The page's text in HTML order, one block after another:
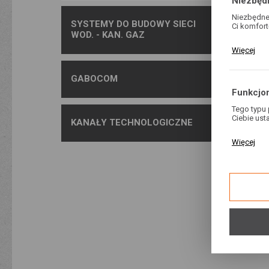
Ci
Twoich
Więcej
Tego
Ciebie
naszej
Więcej
Cookies
zgody na
SYSTEMY DO BUDOWY SIECI
WOD. - KAN. GAZ
GABOCOM
KANAŁY TECHNOLOGICZNE